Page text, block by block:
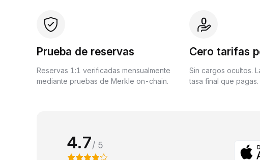
Prueba de reservas
Reservas 1:1 verificadas mensualmente
mediante pruebas de Merkle on-chain.
Cero tarifas
Sin cargos ocultos.
tasa final que pagas.
4.7/ 5